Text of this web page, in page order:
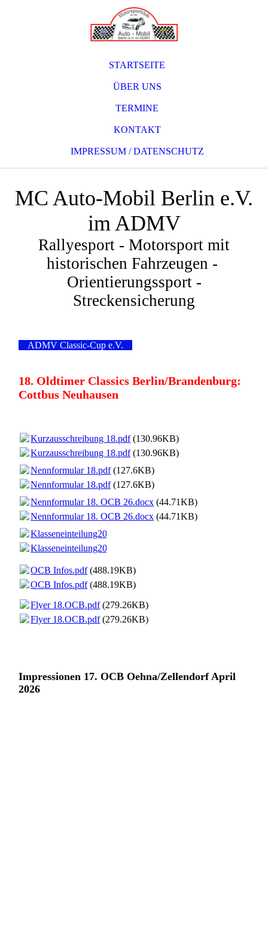
STARTSEITE
ÜBER UNS
TERMINE
KONTAKT
IMPRESSUM / DATENSCHUTZ
MC Auto-Mobil Berlin e.V.
im ADMV
Rallyesport - Motorsport mit
historischen Fahrzeugen -
Orientierungssport -
Streckensicherung
ADMV Classic-Cup e.V.
18. Oldtimer Classics Berlin/Brandenburg:
Cottbus Neuhausen
Kurzausschreibung 18.pdf(130.96KB)
Kurzausschreibung 18.pdf(130.96KB)
Nennformular 18.pdf(127.6KB)
Nennformular 18.pdf(127.6KB)
Nennformular 18. OCB 26.docx (44.71KB)
Nennformular 18. OCB 26.docx (44.71KB)
Klasseneinteilung2026.pdf
Klasseneinteilung2026.pdf
OCB Infos.pdf(488.19KB)
OCB Infos.pdf(488.19KB)
Flyer 18.OCB.pdf(279.26KB)
Flyer 18.OCB.pdf(279.26KB)
Impressionen 17. OCB Oehna/Zellendorf April
2026